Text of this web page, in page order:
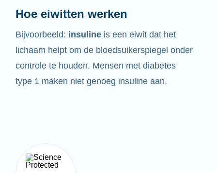
Hoe eiwitten werken
Bijvoorbeeld: insuline is een eiwit dat het
lichaam helpt om de bloedsuikerspiegel onder
controle te houden. Mensen met diabetes
type 1 maken niet genoeg insuline aan.